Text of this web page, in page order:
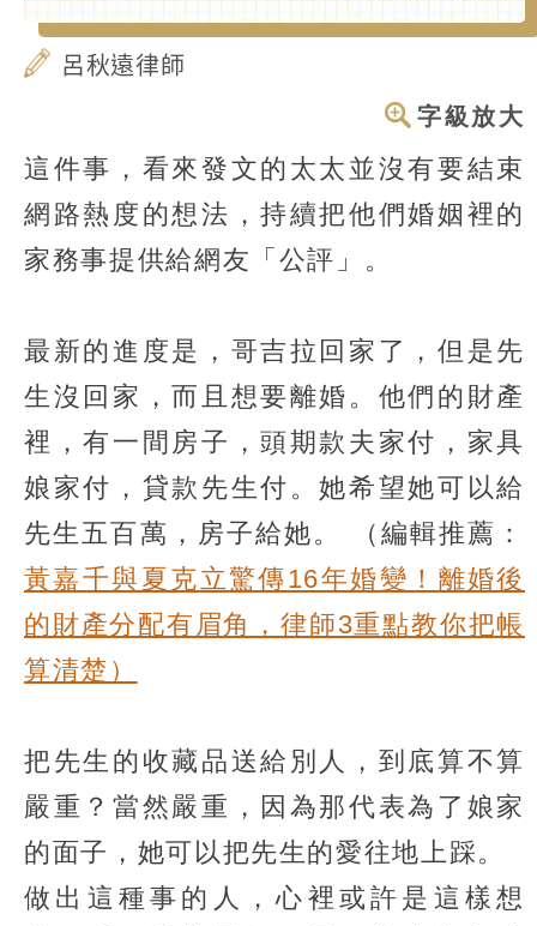
呂秋遠律師
字級放大
這件事，看來發文的太太並沒有要結束
網路熱度的想法，持續把他們婚姻裡的
家務事提供給網友「公評」。
最新的進度是，哥吉拉回家了，但是先
生沒回家，而且想要離婚。他們的財產
裡，有一間房子，頭期款夫家付，家具
娘家付，貸款先生付。她希望她可以給
先生五百萬，房子給她。
（編輯推薦：
黃嘉千與夏克立驚傳16年婚變！離婚後
的財產分配有眉角，律師3重點教你把帳
算清楚）
把先生的收藏品送給別人，到底算不算
嚴重？當然嚴重，因為那代表為了娘家
的面子，她可以把先生的愛往地上踩。
做出這種事的人，心裡或許是這樣想